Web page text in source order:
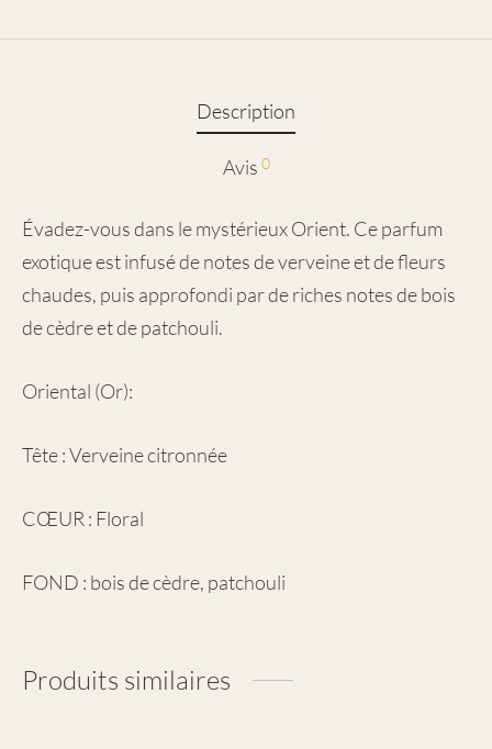
Description
Avis 0
Évadez-vous dans le mystérieux Orient. Ce parfum
exotique est infusé de notes de verveine et de fleurs
chaudes, puis approfondi par de riches notes de bois
de cèdre et de patchouli.
Oriental (Or):
Tête : Verveine citronnée
CŒUR : Floral
FOND : bois de cèdre, patchouli
Produits similaires